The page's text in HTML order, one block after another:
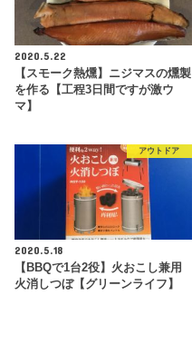
2020.5.22
【スモーク熱燻】ニジマスの燻製
を作る【工程3日間ですが激ウ
マ】
アウトドア
2020.5.18
【BBQで1台2役】火おこし兼用
火消しつぼ【グリーンライフ】